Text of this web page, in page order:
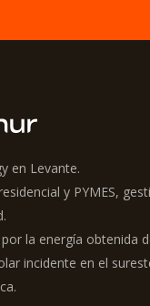
en Levante.
y PYMES,
la energía obtenida
incidente en el